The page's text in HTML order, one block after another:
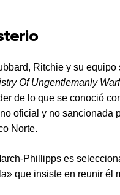
Ritchie y su equipo
Of Ungentlemanly
de lo que se conoció
oficial y no sancionada
Norte.
Phillipps es
que insiste en reunir él